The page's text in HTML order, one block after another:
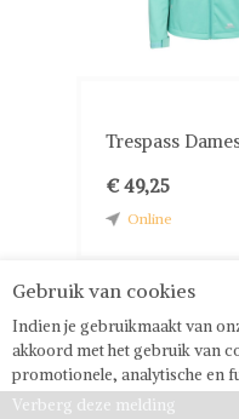
Trespass
€ 49,25
Online
Gebruik van cookies
Indien je gebruikmaakt van
akkoord met het gebruik van
promotionele, analytische en
Verberg deze melding